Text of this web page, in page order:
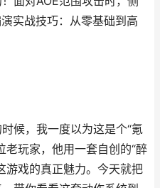
实战技巧：从零基础到高
候，我一度以为这是个“氪
老玩家，他用一套自创的“醉
游戏的真正魅力。今天就把